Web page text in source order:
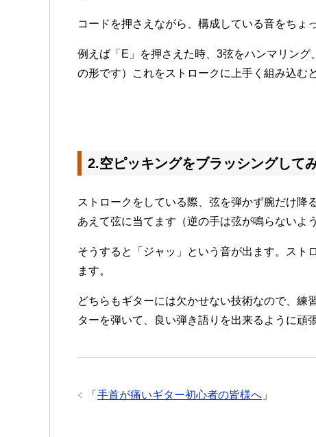
コードを押さえながら、構成している音をちょ
例えば「E」を押さえた時、3弦をハンマリング
の形です）これをストロークに上手く組み込む
2.空ピッキングをブラッシングして
ストロークをしている際、弦を弾かず腕だけ降
あえて弦に当てます（逆の手は弦が鳴らないよ
そうすると「ジャッ」という音が出ます。スト
ます。
どちらもギターには欠かせない技術なので、練
ターを弾いて、良い弾き語りを出来るように頑
「 手首が痛いギター初心者の皆様へ 」